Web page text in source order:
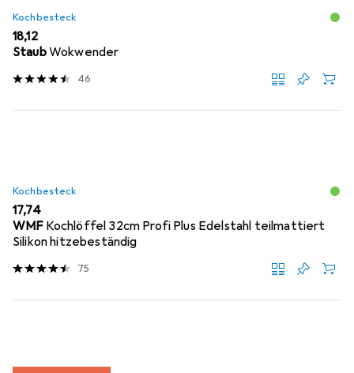
Kochbesteck
EUR
18,12
StaubWokwender
46
Kochbesteck
EUR
17,74
WMF Kochlöffel 32cm Profi Plus Edelstahl teilmattiert
Silikon hitzebeständig
75